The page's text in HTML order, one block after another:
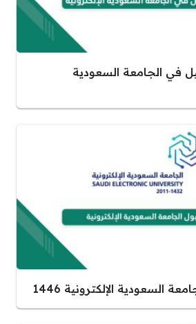
في الجامعة السعودية
السعودية الإلكترونية 1446